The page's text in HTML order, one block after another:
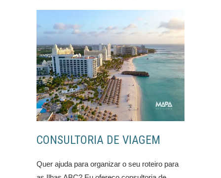
CONSULTORIA DE VIAGEM
Quer ajuda para organizar o seu roteiro para